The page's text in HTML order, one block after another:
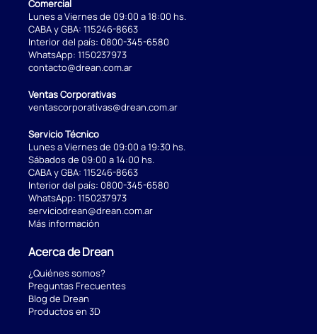
Comercial
Lunes a Viernes de 09:00 a 18:00 hs.
CABA y GBA: 115246-8663
Interior del país: 0800-345-6580
WhatsApp: 1150237973
contacto@drean.com.ar
Ventas Corporativas
ventascorporativas@drean.com.ar
Servicio Técnico
Lunes a Viernes de 09:00 a 19:30 hs.
Sábados de 09:00 a 14:00 hs.
CABA y GBA: 115246-8663
Interior del país: 0800-345-6580
WhatsApp: 1150237973
serviciodrean@drean.com.ar
Más información
Acerca de Drean
¿Quiénes somos?
Preguntas Frecuentes
Blog de Drean
Productos en 3D